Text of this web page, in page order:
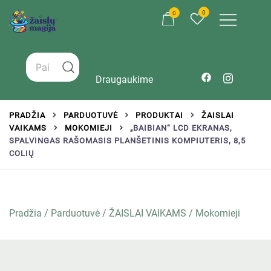
0 0
Draugaukime
PRADŽIA PARDUOTUVĖ PRODUKTAI
ŽAISLAI
VAIKAMS
MOKOMIEJI
„BAIBIAN“ LCD EKRANAS,
SPALVINGAS RAŠOMASIS PLANŠETINIS KOMPIUTERIS, 8,5
COLIŲ
Pradžia / Parduotuvė / ŽAISLAI VAIKAMS / Mokomieji